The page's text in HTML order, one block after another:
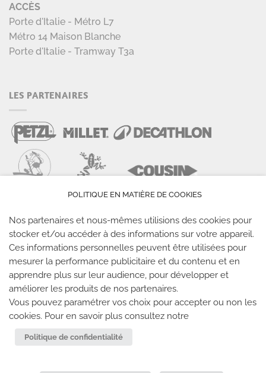
ACCÈS
Porte d'Italie - Métro L7
Métro 14 Maison Blanche
Porte d'Italie - Tramway T3a
LES PARTENAIRES
LES SALLES CLIMB UP
Climb Up vous accueille dans ses salles, partout en
France
TROUVE TA SALLE
POLITIQUE EN MATIÈRE DE COOKIES
Nos partenaires et nous-mêmes utilisions des cookies pour
stocker et/ou accéder à des informations sur votre appareil.
Ces informations personnelles peuvent être utilisées pour
mesurer la performance publicitaire et du contenu et en
apprendre plus sur leur audience, pour développer et
améliorer les produits de nos partenaires.
Vous pouvez paramétrer vos choix pour accepter ou non les
cookies. Pour en savoir plus consultez notre
Politique de confidentialité